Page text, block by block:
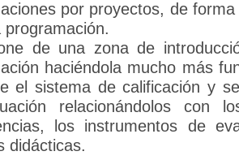
por proyectos, de
programación.
de una zona de
haciéndola mucho más
el sistema de calificación y
relacionándolos con
los instrumentos de
didácticas.